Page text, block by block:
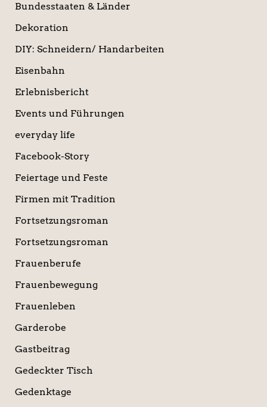
Bundesstaaten & Länder
Dekoration
DIY: Schneidern/ Handarbeiten
Eisenbahn
Erlebnisbericht
Events und Führungen
everyday life
Facebook-Story
Feiertage und Feste
Firmen mit Tradition
Fortsetzungsroman
Fortsetzungsroman
Frauenberufe
Frauenbewegung
Frauenleben
Garderobe
Gastbeitrag
Gedeckter Tisch
Gedenktage